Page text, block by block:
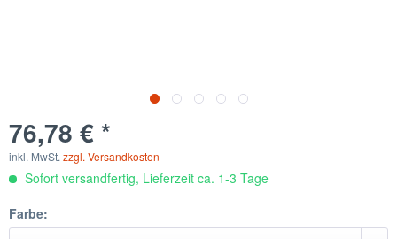
76,78 € *
inkl. MwSt. zzgl. Versandkosten
Sofort versandfertig, Lieferzeit ca. 1-3 Tage
Farbe: